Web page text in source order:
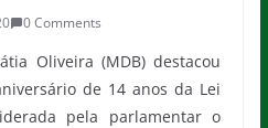
0 Comments
Oliveira (MDB) destacou
de 14 anos da Lei
pela parlamentar o